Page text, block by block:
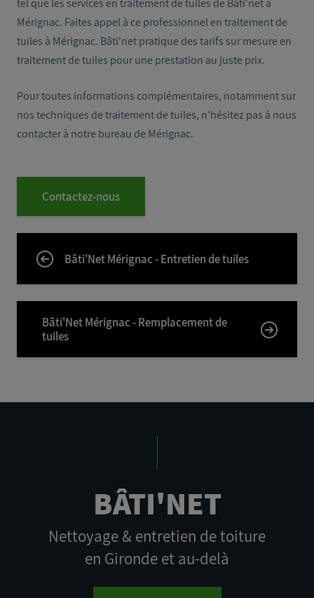
tel que les services en traitement de tuiles de Bâti'net à
Mérignac. Faites appel à ce professionnel en traitement de
tuiles à Mérignac. Bâti'net pratique des tarifs sur mesure en
traitement de tuiles pour une prestation au juste prix.
Pour toutes informations complémentaires, notamment sur
nos techniques de traitement de tuiles, n'hésitez pas à nous
contacter à notre bureau de Mérignac.
Contactez-nous
Bâti'Net Mérignac - Entretien de tuiles
Bâti'Net Mérignac - Remplacement de
tuiles
BÂTI'NET
Nettoyage & entretien de toiture
en Gironde et au-delà